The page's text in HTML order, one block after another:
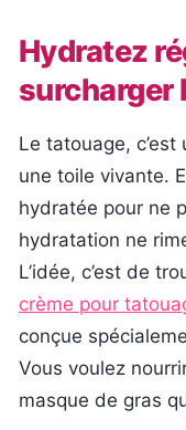
Hydratez
surcharger
Le tatouage,
une toile vivante.
hydratée pour ne
hydratation ne
L’idée, c’est de
crème pour
conçue
Vous voulez
masque de gras